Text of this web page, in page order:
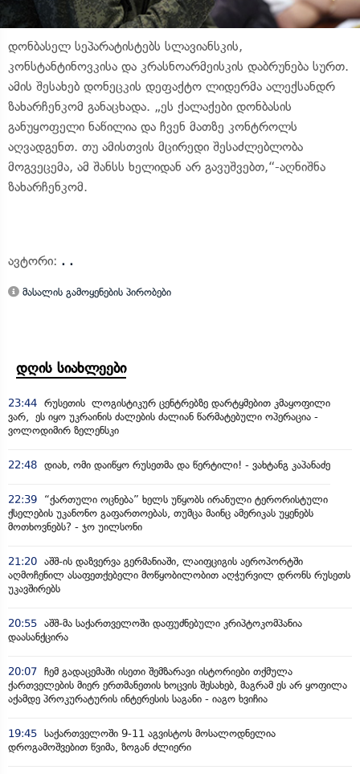
დონბასელ სეპარატისტებს სლავიანსკის,
კონსტანტინოვკისა და კრასნოარმეისკის დაბრუნება სურთ.
ამის შესახებ დონეცკის დეფაქტო ლიდერმა ალექსანდრ
ზახარჩენკომ განაცხადა. „ეს ქალაქები დონბასის
განუყოფელი ნაწილია და ჩვენ მათზე კონტროლს
აღვადგენთ. თუ ამისთვის მცირედი შესაძლებლობა
მოგვეცემა, ამ შანსს ხელიდან არ გავუშვებთ,“-აღნიშნა
ზახარჩენკომ.
ავტორი: . .
მასალის გამოყენების პირობები
დღის სიახლეები
23:44 რუსეთის ლოგისტიკურ ცენტრებზე დარტყმებით კმაყოფილი
ვარ, ეს იყო უკრაინის ძალების ძალიან წარმატებული ოპერაცია -
ვოლოდიმირ ზელენსკი
22:48 დიახ, ომი დაიწყო რუსეთმა და წერტილი! - ვახტანგ კაპანაძე
22:39
“ქართული ოცნება” ხელს უწყობს ირანული ტერორისტული
ქსელების უკანონო გაფართოებას, თუმცა მაინც ამერიკას უყენებს
მოთხოვნებს? - ჯო უილსონი
21:20 აშშ-ის დაზვერვა გერმანიაში, ლაიფციგის აეროპორტში
აღმოჩენილ ასაფეთქებელი მოწყობილობით აღჭურვილ დრონს რუსეთს
უკავშირებს
20:55 აშშ-მა საქართველოში დაფუძნებული კრიპტოკომპანია
დაასანქცირა
20:07 ჩემ გადაცემაში ისეთი შემზარავი ისტორიები თქმულა
ქართველების მიერ ერთმანეთის ხოცვის შესახებ, მაგრამ ეს არ ყოფილა
აქამდე პროკურატურის ინტერესის საგანი - იაგო ხვიჩია
19:45 საქართველოში 9-11 აგვისტოს მოსალოდნელია
დროგამოშვებით წვიმა, ზოგან ძლიერი